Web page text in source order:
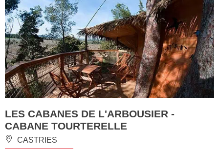
LES CABANES DE L'ARBOUSIER -
CABANE TOURTERELLE
CASTRIES